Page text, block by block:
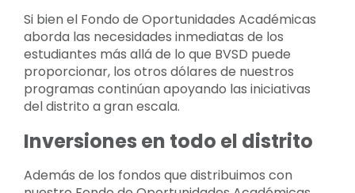
Si bien el Fondo de Oportunidades Académicas
aborda las necesidades inmediatas de los
estudiantes más allá de lo que BVSD puede
proporcionar, los otros dólares de nuestros
programas continúan apoyando las iniciativas
del distrito a gran escala.
Inversiones en todo el distrito
Además de los fondos que distribuimos con